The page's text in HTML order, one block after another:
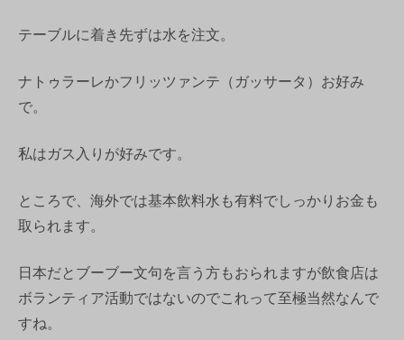
テーブルに着き先ずは水を注文。
ナトゥラーレかフリッツァンテ（ガッサータ）お好み
で。
私はガス入りが好みです。
ところで、海外では基本飲料水も有料でしっかりお金も
取られます。
日本だとブーブー文句を言う方もおられますが飲食店は
ボランティア活動ではないのでこれって至極当然なんで
すね。